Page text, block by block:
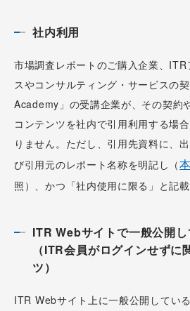
社内利用
市場調査レポートのご購入企業、
スやコンサルティング・サービスの
Academy」の受講企業が、その契約
コンテンツを社内で引用利用する場
りません。ただし、引用先資料に、
び引用元のレポート名称を明記し（
照）、かつ「社内使用に限る」と記
ITR Webサイトで一般公開
（ITR会員がログインせずに
ツ）
ITR Webサイト上に一般公開してい